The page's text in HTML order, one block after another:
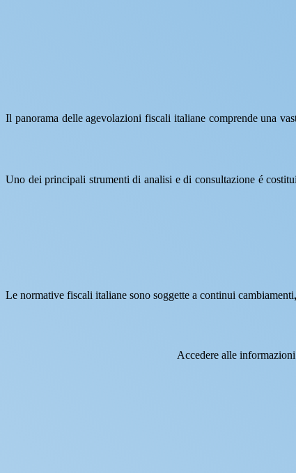
Il panorama delle agevolazioni fiscali italiane comprende una
Uno dei principali strumenti di analisi e di consultazione é
Le normative fiscali italiane sono soggette a continui